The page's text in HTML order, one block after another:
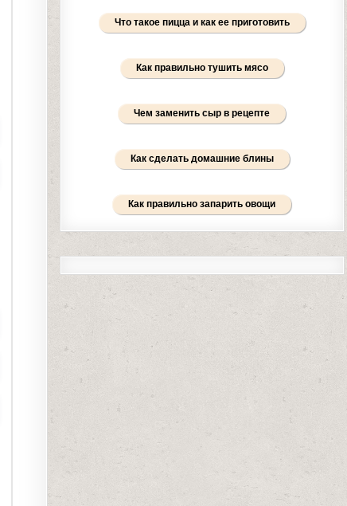
Что такое пицца и как ее приготовить
Как правильно тушить мясо
Чем заменить сыр в рецепте
Как сделать домашние блины
Как правильно запарить овощи